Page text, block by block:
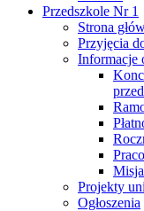
Przedszkole Nr 1
Strona
Przyjęcia
Informacje
Projekty
Ogłoszenia